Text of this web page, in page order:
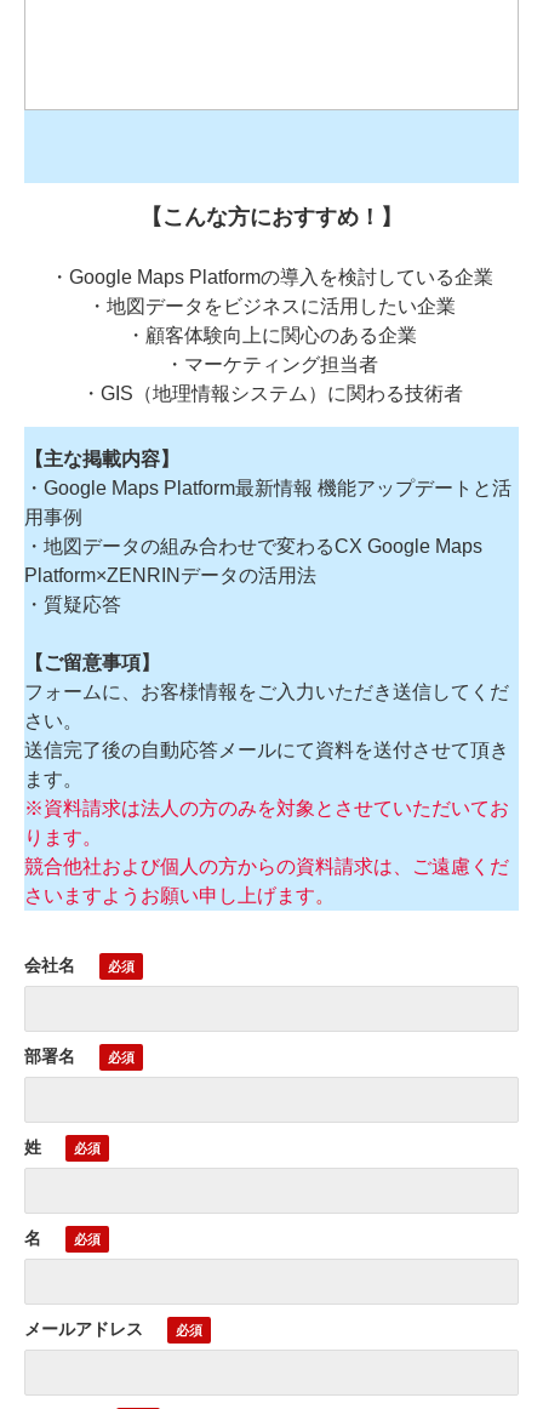
【こんな方におすすめ！】
・Google Maps Platformの導入を検討している企業
・地図データをビジネスに活用したい企業
・顧客体験向上に関心のある企業
・マーケティング担当者
・GIS（地理情報システム）に関わる技術者
【主な掲載内容】
・Google Maps Platform最新情報 機能アップデートと活
用事例
・地図データの組み合わせで変わるCX Google Maps
Platform×ZENRINデータの活用法
・質疑応答
【ご留意事項】
フォームに、お客様情報をご入力いただき送信してくだ
さい。
送信完了後の自動応答メールにて資料を送付させて頂き
ます。
※資料請求は法人の方のみを対象とさせていただいてお
ります。
競合他社および個人の方からの資料請求は、ご遠慮くだ
さいますようお願い申し上げます。
会社名
部署名
姓
名
メールアドレス